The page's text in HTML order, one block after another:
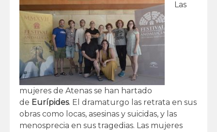
Las
mujeres de Atenas se han hartado
de Eurípides. El dramaturgo las retrata en sus
obras como locas, asesinas y suicidas, y las
menosprecia en sus tragedias. Las mujeres